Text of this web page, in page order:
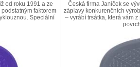
od roku 1991 a ze
faktorem
Speciální
Česká firma Janíček se
záplavy konkurenčních
– vyrábí trsátka, která vám